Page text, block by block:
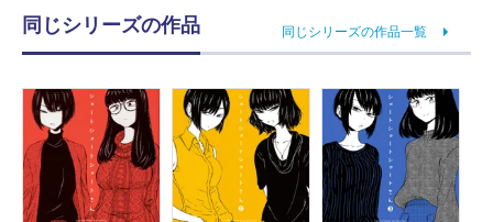
同じシリーズの作品 同じシリーズの作品一覧